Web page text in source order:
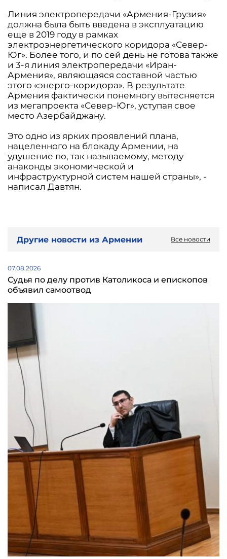
Линия электропередачи «Армения-Грузия»
должна была быть введена в эксплуатацию
еще в 2019 году в рамках
электроэнергетического коридора «Север-
Юг». Более того, и по сей день не готова также
и 3-я линия электропередачи «Иран-
Армения», являющаяся составной частью
этого «энерго-коридора». В результате
Армения фактически понемногу вытесняется
из мегапроекта «Север-Юг», уступая свое
место Азербайджану.
Это одно из ярких проявлений плана,
нацеленного на блокаду Армении, на
удушение по, так называемому, методу
анаконды экономической и
инфраструктурной систем нашей страны», -
написал Давтян.
Другие новости из Армении Все новости
07.08.2026
Судья по делу против Католикоса и епископов
объявил самоотвод